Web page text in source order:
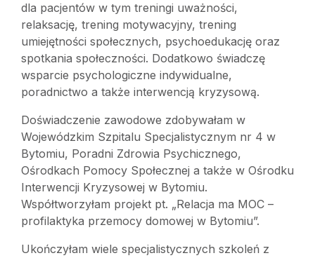
dla pacjentów w tym treningi uważności,
relaksację, trening motywacyjny, trening
umiejętności społecznych, psychoedukację oraz
spotkania społeczności. Dodatkowo świadczę
wsparcie psychologiczne indywidualne,
poradnictwo a także interwencją kryzysową.
Doświadczenie zawodowe zdobywałam w
Wojewódzkim Szpitalu Specjalistycznym nr 4 w
Bytomiu, Poradni Zdrowia Psychicznego,
Ośrodkach Pomocy Społecznej a także w Ośrodku
Interwencji Kryzysowej w Bytomiu.
Współtworzyłam projekt pt. „Relacja ma MOC –
profilaktyka przemocy domowej w Bytomiu”.
Ukończyłam wiele specjalistycznych szkoleń z